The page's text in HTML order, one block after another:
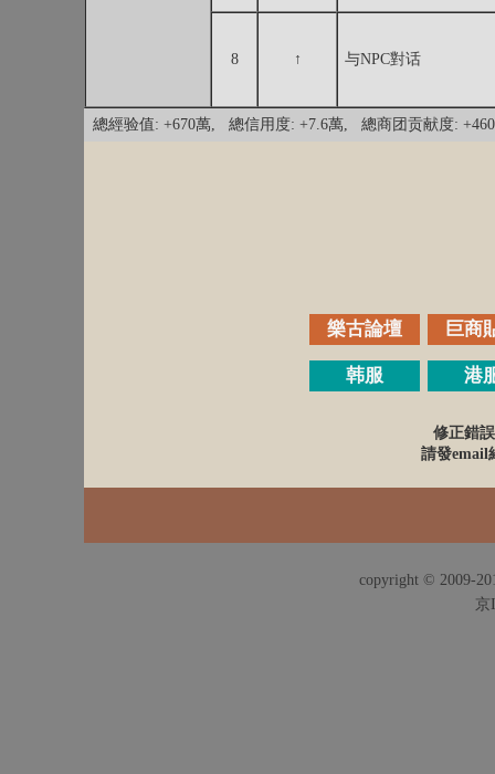
8 ↑ 与NPC對话
總經验值: +670萬, 總信用度: +7.6萬, 總商团贡献度:
樂古論壇 巨商
韩服 港
修正錯
請發email
copyright © 2009-
京